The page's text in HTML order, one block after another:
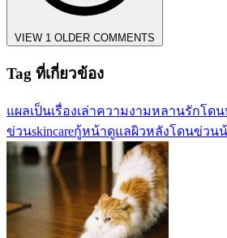
VIEW 1 OLDER COMMENTS
Tag ที่เกี่ยวข้อง
แผลเป็นเรื่องเล่าความงามหลานรักโดน
ข่วนskincareกู้หน้าดูแลผิวหลังโดนข่วน